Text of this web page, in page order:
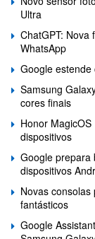
Ultra
ChatGPT: Nova
WhatsApp
Google
Samsung
cores finais
Honor
dispositivos
Google prepara
dispositivos
Novas
fantásticos
Google